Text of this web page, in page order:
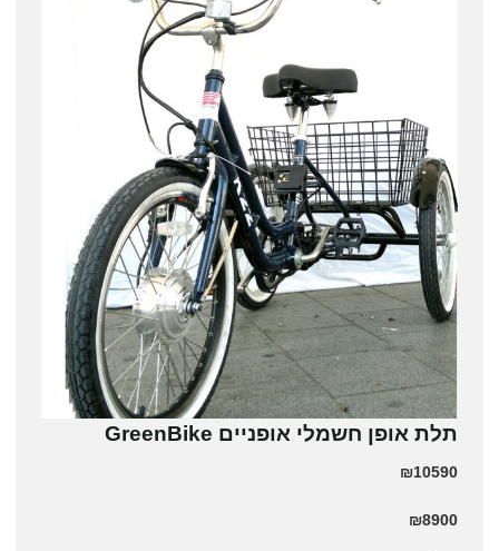
תלת אופן חשמלי אופניים GreenBike
₪10590
₪8900